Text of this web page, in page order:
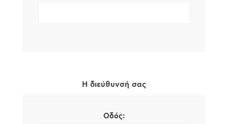
Η διεύθυνσή σας
Οδός: